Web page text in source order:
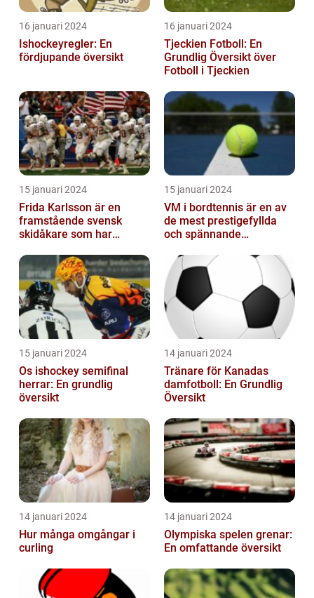
16 januari 2024
Ishockeyregler: En
fördjupande översikt
16 januari 2024
Tjeckien Fotboll: En
Grundlig Översikt över
Fotboll i Tjeckien
15 januari 2024
Frida Karlsson är en
framstående svensk
skidåkare som har
med sin talang och pr...
15 januari 2024
VM i bordtennis är en av
de mest prestigefyllda
och spännande
sporten varje år
15 januari 2024
Os ishockey semifinal
herrar: En grundlig
översikt
14 januari 2024
Tränare för Kanadas
damfotboll: En Grundlig
Översikt
14 januari 2024
Hur många omgångar i
curling
14 januari 2024
Olympiska spelen grenar:
En omfattande översikt